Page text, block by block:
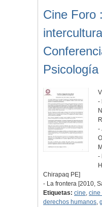
Cine Foro
Psicología
-
-
-
Chirapaq PE]
- La frontera [2010,
Etiquetas: cine, cine
derechos humanos,